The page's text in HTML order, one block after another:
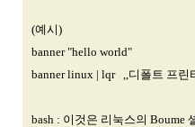
(예시)
banner "hello world"
banner linux | lqr ,,디폴트 프린
bash : 이것은 리눅스의 Boume